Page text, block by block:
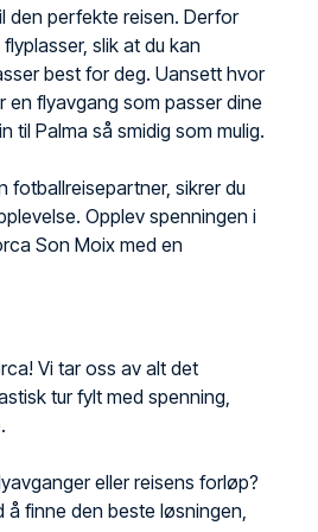
den perfekte reisen. Derfor
slik at du kan
best for deg. Uansett hvor
en flyavgang som passer dine
til Palma så smidig som mulig.
fotballreisepartner, sikrer du
Opplev spenningen i
Son Moix med en
Vi tar oss av alt det
tur fylt med spenning,
eller reisens forløp?
å finne den beste løsningen,